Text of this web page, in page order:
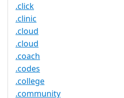
.click
.clinic
.cloud
.cloud
.coach
.codes
.college
.community